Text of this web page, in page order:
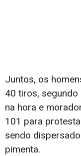
Juntos, os
40 tiros,
na hora e
101 para
sendo
pimenta.